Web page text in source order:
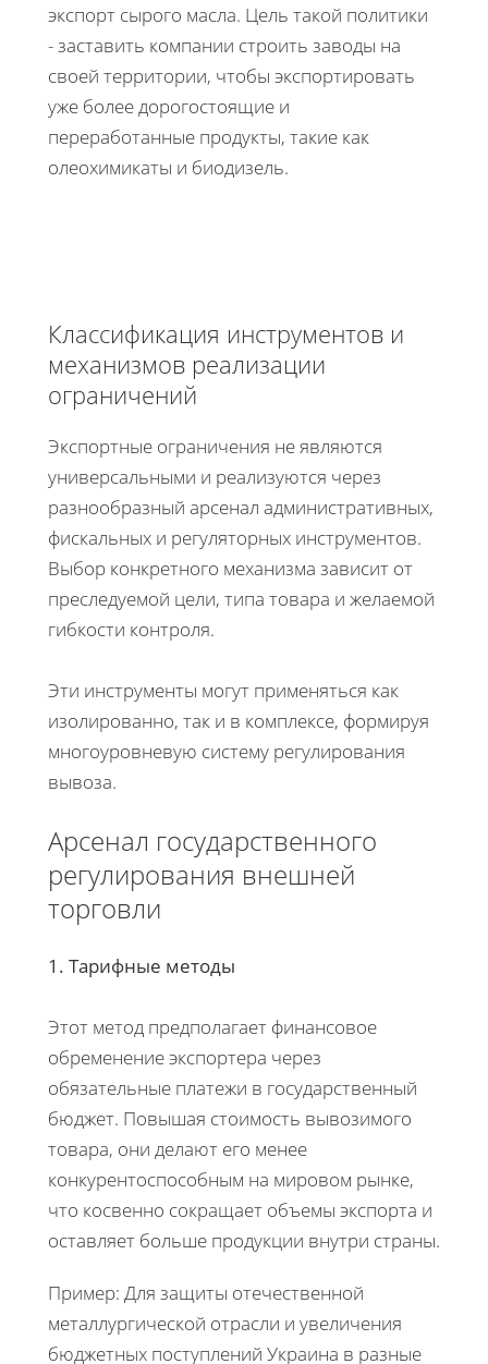
экспорт сырого масла. Цель такой политики
- заставить компании строить заводы на
своей территории, чтобы экспортировать
уже более дорогостоящие и
переработанные продукты, такие как
олеохимикаты и биодизель.
Классификация инструментов и
механизмов реализации
ограничений
Экспортные ограничения не являются
универсальными и реализуются через
разнообразный арсенал административных,
фискальных и регуляторных инструментов.
Выбор конкретного механизма зависит от
преследуемой цели, типа товара и желаемой
гибкости контроля.
Эти инструменты могут применяться как
изолированно, так и в комплексе, формируя
многоуровневую систему регулирования
вывоза.
Арсенал государственного
регулирования внешней
торговли
1. Тарифные методы
Этот метод предполагает финансовое
обременение экспортера через
обязательные платежи в государственный
бюджет. Повышая стоимость вывозимого
товара, они делают его менее
конкурентоспособным на мировом рынке,
что косвенно сокращает объемы экспорта и
оставляет больше продукции внутри страны.
Пример: Для защиты отечественной
металлургической отрасли и увеличения
бюджетных поступлений Украина в разные